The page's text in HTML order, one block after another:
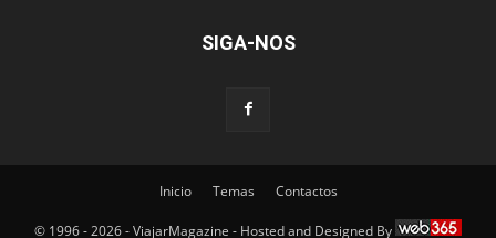
SIGA-NOS
Inicio Temas Contactos
© 1996 - 2026 - ViajarMagazine - Hosted and Designed By